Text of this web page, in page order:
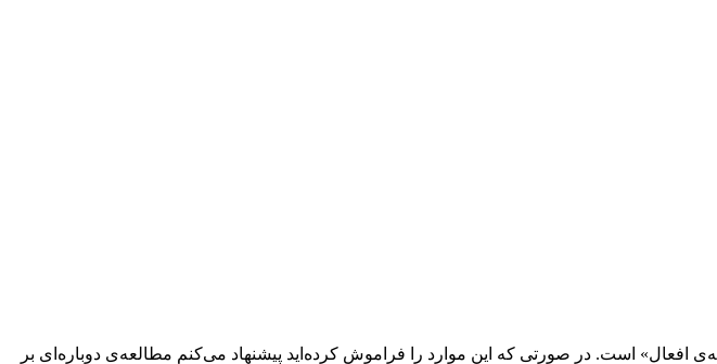
افعال» است. در صورتی که این موارد را فراموش کرده‌اید پیشنهاد می‌کنم مطالعه‌ی دوباره‌ای بر